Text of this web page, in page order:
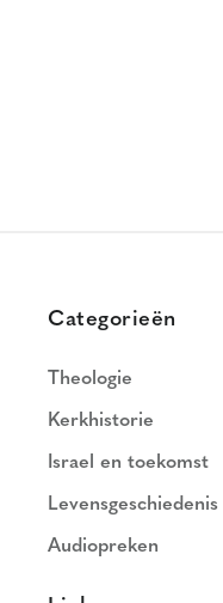
Categorieën
Theologie
Kerkhistorie
Israel en toekomst
Levensgeschiedenis
Audiopreken